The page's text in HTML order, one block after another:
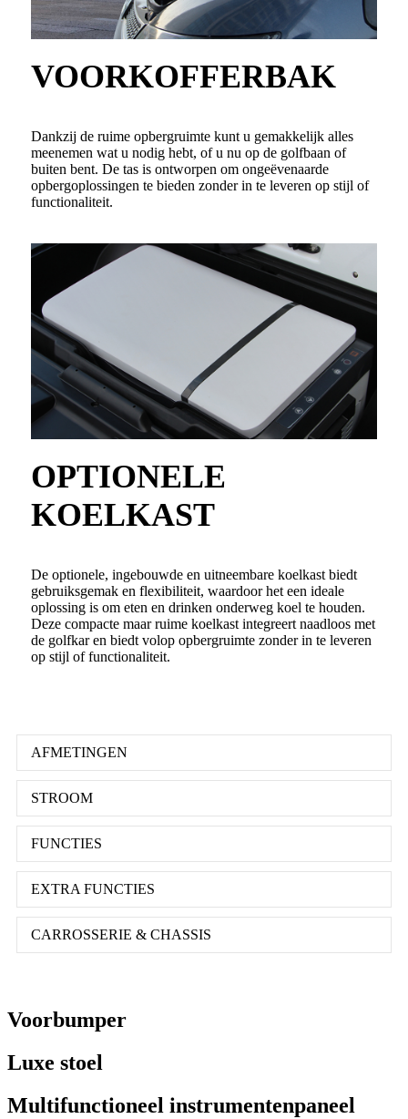
VOORKOFFERBAK
Dankzij de ruime opbergruimte kunt u gemakkelijk alles
meenemen wat u nodig hebt, of u nu op de golfbaan of
buiten bent. De tas is ontworpen om ongeëvenaarde
opbergoplossingen te bieden zonder in te leveren op stijl of
functionaliteit.
OPTIONELE
KOELKAST
De optionele, ingebouwde en uitneembare koelkast biedt
gebruiksgemak en flexibiliteit, waardoor het een ideale
oplossing is om eten en drinken onderweg koel te houden.
Deze compacte maar ruime koelkast integreert naadloos met
de golfkar en biedt volop opbergruimte zonder in te leveren
op stijl of functionaliteit.
AFMETINGEN
STROOM
FUNCTIES
EXTRA FUNCTIES
CARROSSERIE & CHASSIS
Voorbumper
Luxe stoel
Multifunctioneel instrumentenpaneel